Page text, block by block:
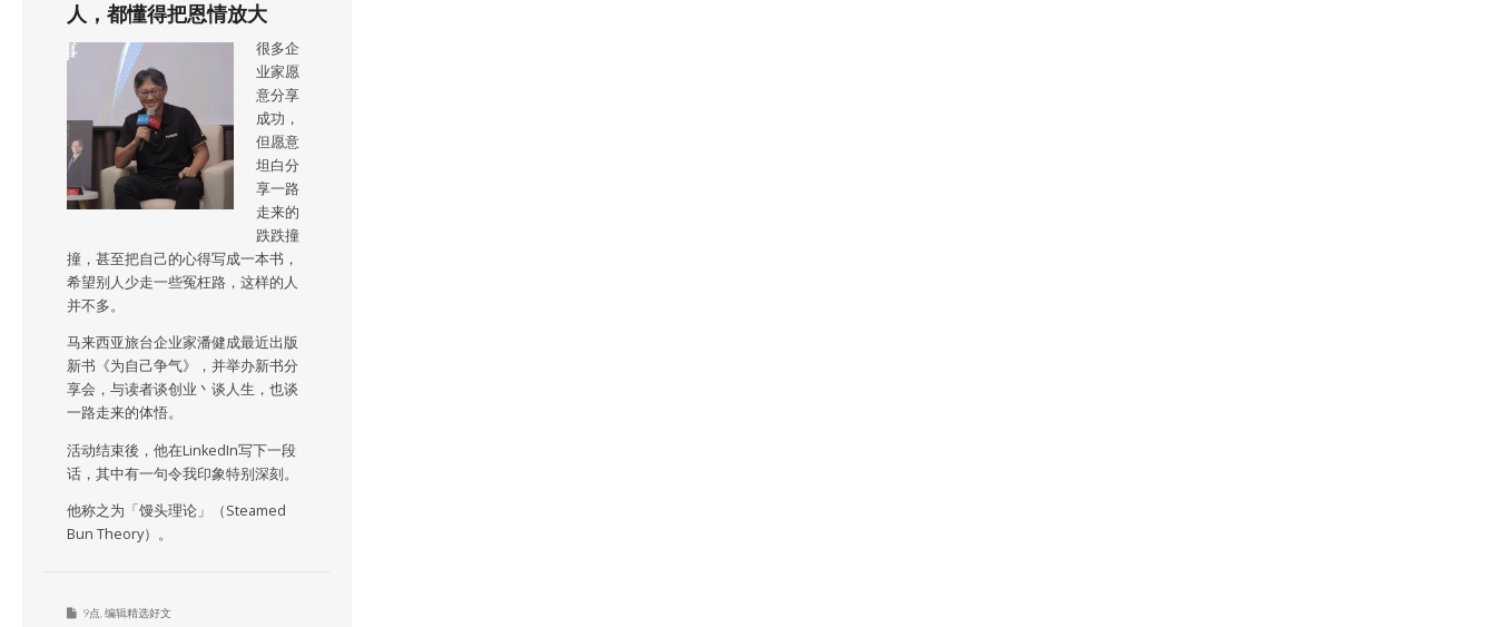
人，都懂得把恩情放大
很多企
业家愿
意分享
成功，
但愿意
坦白分
享一路
走来的
跌跌撞
撞，甚至把自己的心得写成一本书，
希望别人少走一些冤枉路，这样的人
并不多。
马来西亚旅台企业家潘健成最近出版
新书《为自己争气》，并举办新书分
享会，与读者谈创业丶谈人生，也谈
一路走来的体悟。
活动结束後，他在LinkedIn写下一段
话，其中有一句令我印象特别深刻。
他称之为「馒头理论」（Steamed
Bun Theory）。
9点 编辑精选好文